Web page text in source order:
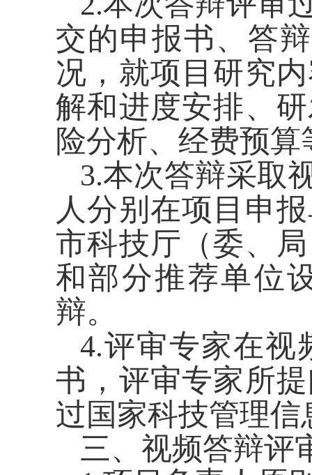
交的申报书、答
况，就项目研究
解和进度安排、
险分析、经费预
3.本次答辩采取
人分别在项目申
市科技厅（委、
和部分推荐单位
辩。
4.评审专家在视
书，评审专家所
过国家科技管理
三、视频答辩评